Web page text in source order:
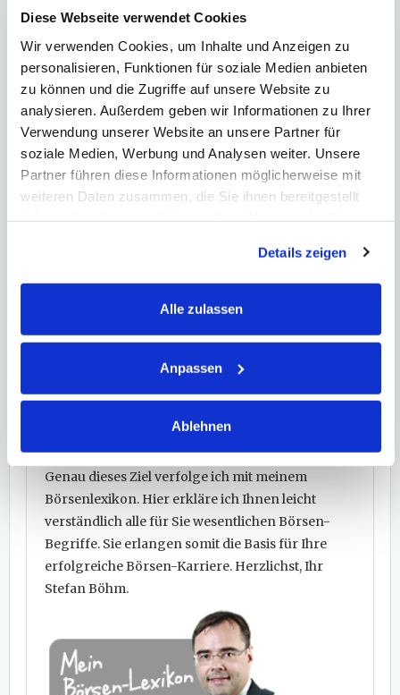
Diese Webseite verwendet Cookies
Wir verwenden Cookies, um Inhalte und Anzeigen zu
personalisieren, Funktionen für soziale Medien anbieten
zu können und die Zugriffe auf unsere Website zu
analysieren. Außerdem geben wir Informationen zu Ihrer
Verwendung unserer Website an unsere Partner für
soziale Medien, Werbung und Analysen weiter. Unsere
Partner führen diese Informationen möglicherweise mit
weiteren Daten zusammen, die Sie ihnen bereitgestellt
Impressum.
Details zeigen
Alle zulassen
Anpassen
Ablehnen
    [_alt] => 0
    [_first] => 1
    [_last] => 1
    [_idx] => 1
    [idx] => 1
    [property.packageName] => bds
    [property.classname] => bdsPressebeitrag
    [property.where] => {"id":"140"}
    [_count] => 1
    [_total] => 1
Was ist Arbitrage?
Arbitrage bedeutet das Ausnutzen von Preisunterschieden
für gleiche Waren auf unterschiedlichen…
Herzlich willkommen in meinem
erfolgreich zu sein, ist es essentiell, dass Sie
wichtige Grundbegriffe kennen und verstehen.
Genau dieses Ziel verfolge ich mit meinem
Börsenlexikon. Hier erkläre ich Ihnen leicht
verständlich alle für Sie wesentlichen Börsen-
Begriffe. Sie erlangen somit die Basis für Ihre
erfolgreiche Börsen-Karriere. Herzlichst, Ihr
Stefan Böhm.